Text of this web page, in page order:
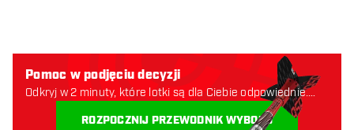
Pomoc w podjęciu decyzji
Odkryj w 2 minuty, które lotki są dla Ciebie odpowiednie.
ROZPOCZNIJ PRZEWODNIK WYBORU